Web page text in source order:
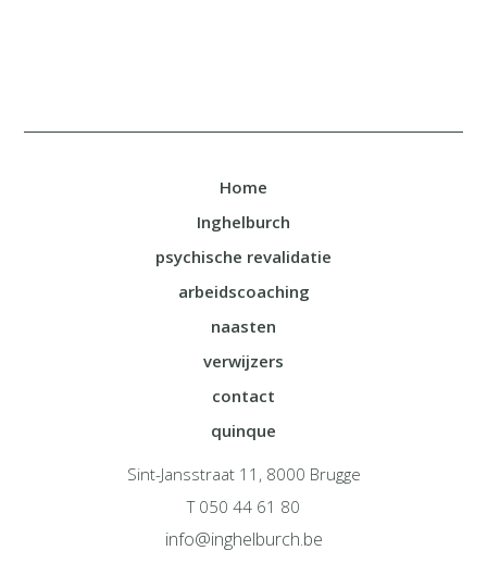
Home
Inghelburch
psychische revalidatie
arbeidscoaching
naasten
verwijzers
contact
quinque
Sint-Jansstraat 11, 8000 Brugge
T 050 44 61 80
info@inghelburch.be